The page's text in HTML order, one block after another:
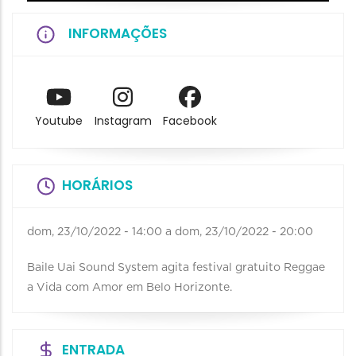
INFORMAÇÕES
Youtube Instagram Facebook
HORÁRIOS
dom, 23/10/2022 - 14:00 a dom, 23/10/2022 - 20:00
Baile Uai Sound System agita festival gratuito Reggae
a Vida com Amor em Belo Horizonte.
ENTRADA